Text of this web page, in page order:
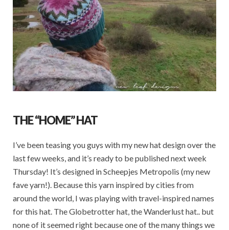
THE “HOME” HAT
I’ve been teasing you guys with my new hat design over the
last few weeks, and it’s ready to be published next week
Thursday! It’s designed in Scheepjes Metropolis (my new
fave yarn!). Because this yarn inspired by cities from
around the world, I was playing with travel-inspired names
for this hat. The Globetrotter hat, the Wanderlust hat.. but
none of it seemed right because one of the many things we